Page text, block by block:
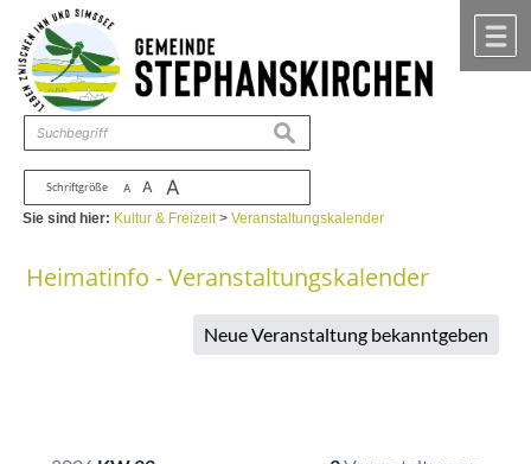
Zum Inhalt ,zur Navigation
Schriftgröße A A A
suchen
Sie sind hier: Kultur & Freizeit>Veranstaltungskalender
Heimatinfo - Veranstaltungskalender